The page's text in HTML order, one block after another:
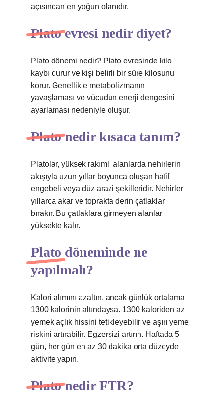
açısından en yoğun olanıdır.
Plato evresi nedir diyet?
Plato dönemi nedir? Plato evresinde kilo
kaybı durur ve kişi belirli bir süre kilosunu
korur. Genellikle metabolizmanın
yavaşlaması ve vücudun enerji dengesini
ayarlaması nedeniyle oluşur.
Plato nedir kısaca tanım?
Platolar, yüksek rakımlı alanlarda nehirlerin
akışıyla uzun yıllar boyunca oluşan hafif
engebeli veya düz arazi şekilleridir. Nehirler
yıllarca akar ve toprakta derin çatlaklar
bırakır. Bu çatlaklara girmeyen alanlar
yüksekte kalır.
Plato döneminde ne
yapılmalı?
Kalori alımını azaltın, ancak günlük ortalama
1300 kalorinin altındaysa. 1300 kaloriden az
yemek açlık hissini tetikleyebilir ve aşırı yeme
riskini artırabilir. Egzersizi artırın. Haftada 5
gün, her gün en az 30 dakika orta düzeyde
aktivite yapın.
Plato nedir FTR?